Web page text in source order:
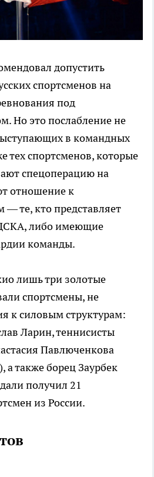
допустить
спортсменов на
под
Но это послабление не
в командных
тех спортсменов, которые
спецоперацию на
отношение к
те, кто представляет
либо имеющие
команды.
лишь три золотые
спортсмены, не
к силовым структурам:
Ларин, теннисисты
Павлюченкова
а также борец Заурбек
получил 21
из России.